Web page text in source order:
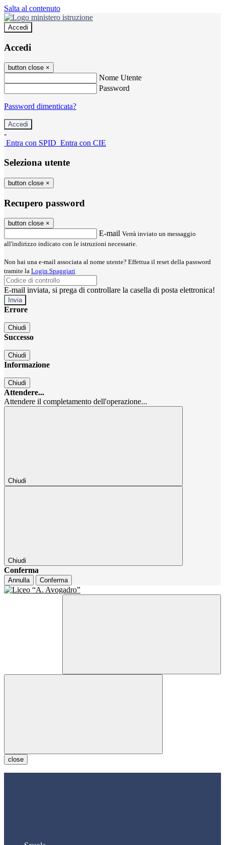
Salta al contenuto
Accedi
Accedi
button close ×
Nome Utente
Password
Password dimenticata?
-
Entra con SPID Entra con CIE
Seleziona utente
button close ×
Recupero password
button close ×
E-mail Verrà inviato un messaggio
all'indirizzo indicato con le istruzioni necessarie.
Non hai una e-mail associata al nome utente? Effettua il reset della password
tramite la Login Spaggiari
E-mail inviata, si prega di controllare la casella di posta elettronica!
Errore
Chiudi
Successo
Chiudi
Informazione
Chiudi
Attendere...
Attendere il completamento dell'operazione...
Chiudi
Chiudi
Conferma
Annulla Conferma
close